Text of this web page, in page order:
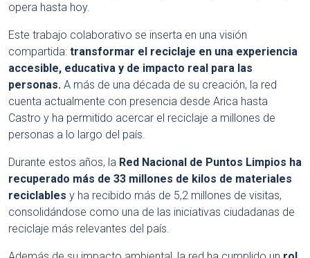
opera hasta hoy.
Este trabajo colaborativo se inserta en una visión
compartida: transformar el reciclaje en una experiencia
accesible, educativa y de impacto real para las
personas. A más de una década de su creación, la red
cuenta actualmente con presencia desde Arica hasta
Castro y ha permitido acercar el reciclaje a millones de
personas a lo largo del país.
Durante estos años, la Red Nacional de Puntos Limpios ha
recuperado más de 33 millones de kilos de materiales
reciclables y ha recibido más de 5,2 millones de visitas,
consolidándose como una de las iniciativas ciudadanas de
reciclaje más relevantes del país.